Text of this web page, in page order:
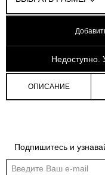
Недоступно.
арт: 4-11509_90288-006
Обмеры изделия
Индивидуальные обмеры
ОПИСАНИЕ
Подпишитесь и